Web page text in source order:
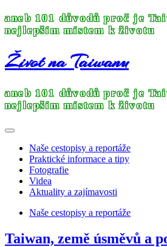
aneb 101 důvodů proč je
nejlepším místem k životu
Život na Taiwanu
aneb 101 důvodů proč je
nejlepším místem k životu
Naše cestopisy a reportáže
Praktické informace a tipy
Fotografie
Videa
Aktuality a zajímavosti
Naše cestopisy a reportáže
Taiwan, země úsměvů a